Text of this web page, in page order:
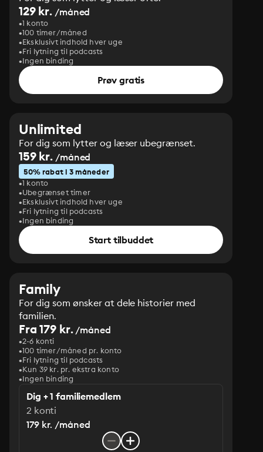
129 kr. /måned
1 konto
100 timer/måned
Eksklusivt indhold hver uge
Fri lytning til podcasts
Ingen binding
Prøv gratis
Unlimited
For dig som lytter og læser ubegrænset.
159 kr. /måned
50% rabat i 3 måneder
1 konto
Ubegrænset timer
Eksklusivt indhold hver uge
Fri lytning til podcasts
Ingen binding
Start tilbuddet
Family
For dig som ønsker at dele historier med
familien.
Fra 179 kr./måned
2-6 konti
100 timer/måned pr. konto
Fri lytning til podcasts
Kun 39 kr. pr. ekstra konto
Ingen binding
Dig + 1 familiemedlem
2 konti
179 kr. /måned